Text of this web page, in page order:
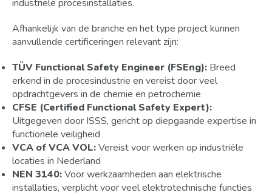
industriële procesinstallaties.
Afhankelijk van de branche en het type project kunnen
aanvullende certificeringen relevant zijn:
TÜV Functional Safety Engineer (FSEng): Breed
erkend in de procesindustrie en vereist door veel
opdrachtgevers in de chemie en petrochemie
CFSE (Certified Functional Safety Expert):
Uitgegeven door ISSS, gericht op diepgaande expertise in
functionele veiligheid
VCA of VCA VOL:Vereist voor werken op industriële
locaties in Nederland
NEN 3140:Voor werkzaamheden aan elektrische
installaties, verplicht voor veel elektrotechnische functies